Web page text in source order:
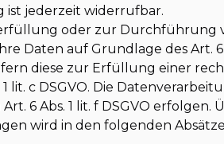
ist jederzeit widerrufbar.
oder zur Durchführung
Daten auf Grundlage des Art. 6
diese zur Erfüllung einer
lit. c DSGVO. Die
6 Abs. 1 lit. f DSGVO erfolgen.
wird in den folgenden